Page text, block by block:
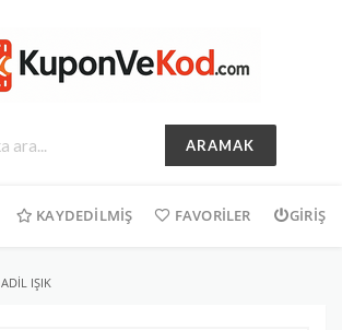
ARAMAK
KAYDEDILMIŞ FAVORILER GIRIŞ
ADIL IŞIK